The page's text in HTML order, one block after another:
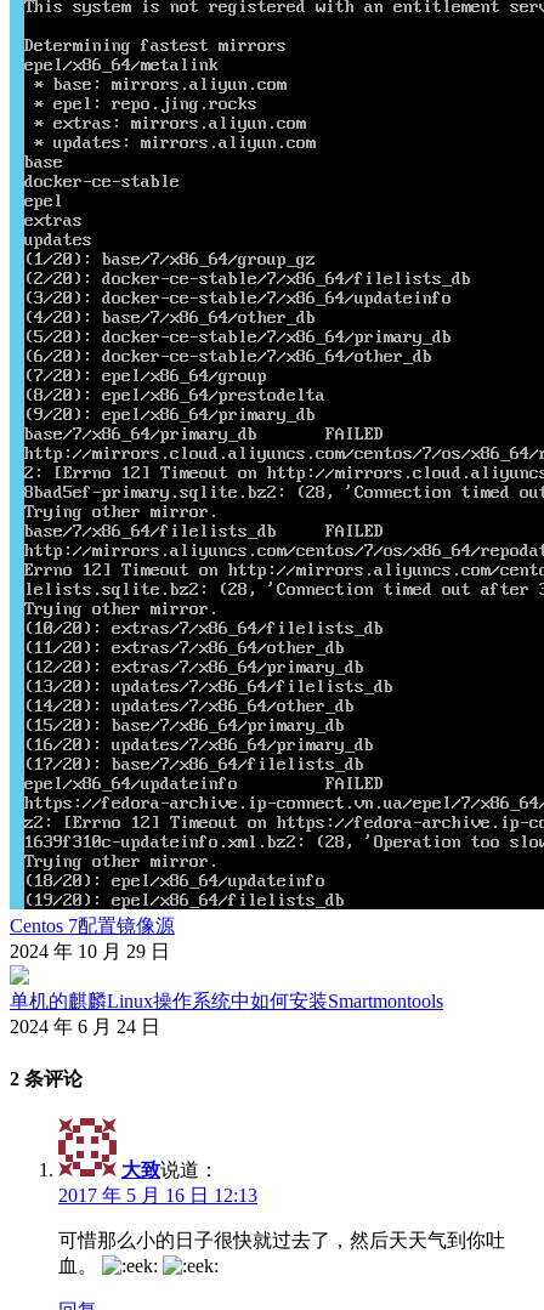
Centos 7配置镜像源
2024 年 10 月 29 日
单机的麒麟Linux操作系统中如何安装Smartmontools
2024 年 6 月 24 日
2 条评论
大致说道：
2017 年 5 月 16 日 12:13
可惜那么小的日子很快就过去了，然后天天气到你吐
血。